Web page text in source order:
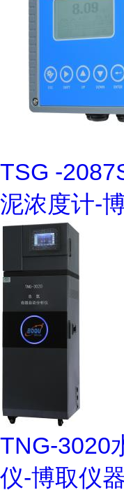
TSG -
泥浓度计-
TNG-3020
仪-博取仪器